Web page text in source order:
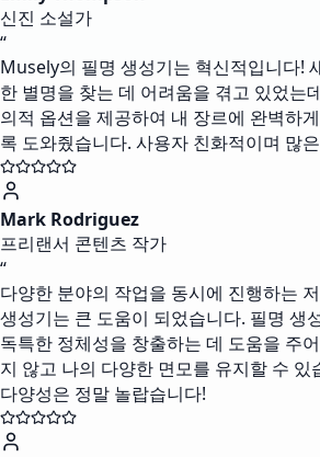
신진 소설가
“
Musely의 필명 생성기는 혁신적입니다!
한 별명을 찾는 데 어려움을 겪고 있었는
의적 옵션을 제공하여 내 장르에 완벽하
록 도와줬습니다. 사용자 친화적이며 많
Mark Rodriguez
프리랜서 콘텐츠 작가
“
다양한 분야의 작업을 동시에 진행하는
생성기는 큰 도움이 되었습니다. 필명 생
독특한 정체성을 창출하는 데 도움을 주
지 않고 나의 다양한 면모를 유지할 수 있
다양성은 정말 놀랍습니다!